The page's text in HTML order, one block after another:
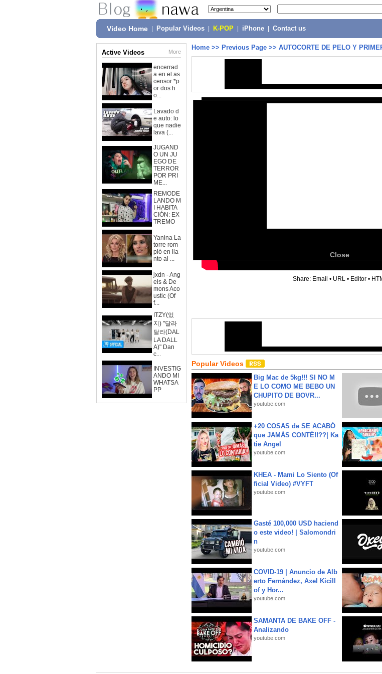
Video Home Popular Videos K-POP iPhone Contact us
Active Videos More
encerrad
a en el as
censor *p
or dos h
o...
Lavado d
e auto: lo
que nadie
lava (...
JUGAND
O UN JU
EGO DE
TERROR
POR PRI
ME...
REMODE
LANDO M
I HABITA
CIÓN: EX
TREMO
Yanina La
torre rom
pió en lla
nto al ...
jxdn - Ang
els & De
mons Aco
ustic (Of
f...
ITZY(있
지) "달라
달라(DAL
LA DALL
A)" Dan
c...
INVESTIG
ANDO MI
WHATSA
PP
Home >> Previous Page >> AUTOCORTE DE PELO Y
Close
Share: Email • URL • Editor •
Popular Videos
Big Mac de 5kg!!! SI NO M
E LO COMO ME BEBO UN
CHUPITO DE BOVR...
youtube.com
+20 COSAS de SE ACABÓ
que JAMÁS CONTÉ!!??| Ka
tie Angel
youtube.com
KHEA - Mami Lo Siento (Of
ficial Video) #VYFT
youtube.com
Gasté 100,000 USD haciend
o este video! | Salomondri
n
youtube.com
COVID-19 | Anuncio de Alb
erto Fernández, Axel Kicill
of y Hor...
youtube.com
SAMANTA DE BAKE OFF -
Analizando
youtube.com